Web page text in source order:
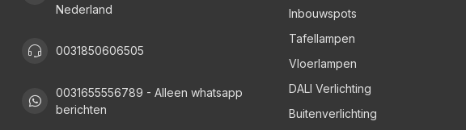
Nederland
0031850606505
0031655556789 - Alleen whatsapp
berichten
Inbouwspots
Tafellampen
Vloerlampen
DALI Verlichting
Buitenverlichting